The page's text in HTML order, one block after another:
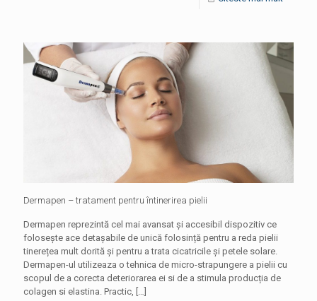
Dermapen – tratament pentru întinerirea pielii
Dermapen reprezintă cel mai avansat și accesibil dispozitiv ce
folosește ace detașabile de unică folosință pentru a reda pielii
tinerețea mult dorită și pentru a trata cicatricile și petele solare.
Dermapen-ul utilizeaza o tehnica de micro-strapungere a pielii cu
scopul de a corecta deteriorarea ei si de a stimula producția de
colagen si elastina. Practic, […]